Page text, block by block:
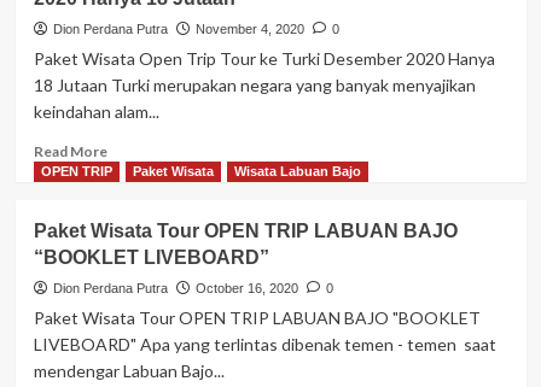
Labuan
“LA
REA
REA
LIVEABOARD”
Dion Perdana Putra November 4, 2020 0
Paket Wisata Open Trip Tour ke Turki Desember 2020 Hanya
18 Jutaan Turki merupakan negara yang banyak menyajikan
keindahan alam...
Read MoreRead
more
Wisata
Open
Trip
Turki
Desember
OPEN TRIP Paket Wisata Wisata Labuan Bajo
Paket Wisata Tour OPEN TRIP LABUAN BAJO
“BOOKLET LIVEBOARD”
Dion Perdana Putra October 16, 2020 0
Paket Wisata Tour OPEN TRIP LABUAN BAJO "BOOKLET
LIVEBOARD" Apa yang terlintas dibenak temen - temen saat
mendengar Labuan Bajo...